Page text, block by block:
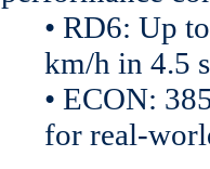
• RD6: Up
km/h in 4.5
• ECON:
for real-